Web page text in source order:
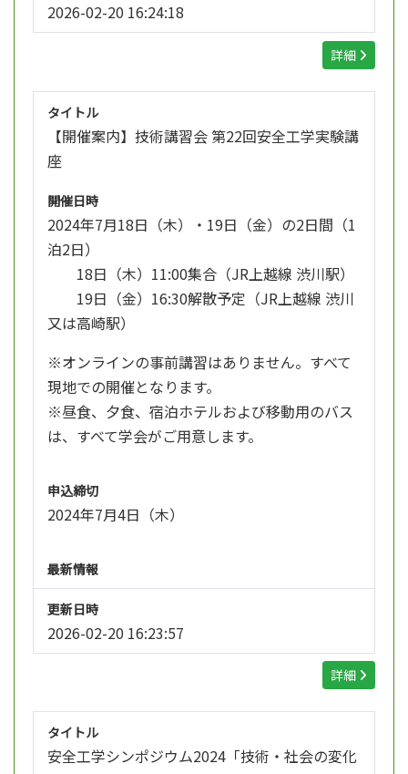
2026-02-20 16:24:18
詳細
タイトル
【開催案内】技術講習会 第22回安全工学実験講
座
開催日時
2024年7月18日（木）・19日（金）の2日間（1
泊2日）
18日（木）11:00集合（JR上越線 渋川駅）
19日（金）16:30解散予定（JR上越線 渋川
又は高崎駅）
※オンラインの事前講習はありません。すべて
現地での開催となります。
※昼食、夕食、宿泊ホテルおよび移動用のバス
は、すべて学会がご用意します。
申込締切
2024年7月4日（木）
最新情報
更新日時
2026-02-20 16:23:57
詳細
タイトル
安全工学シンポジウム2024「技術・社会の変化